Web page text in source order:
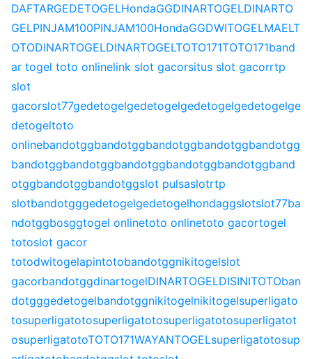
DAFTARGEDETOGELHondaGGDINARTOGELDINARTO
GELPINJAM100PINJAM100HondaGGDWITOGELMAELT
OTODINARTOGELDINARTOGELTOTO171TOTO171band
ar togel toto onlinelink slot gacorsitus slot gacorrtp
slot
gacorslot77gedetogelgedetogelgedetogelgedetogelge
detogeltoto
onlinebandotggbandotggbandotggbandotggbandotgg
bandotggbandotggbandotggbandotggbandotggband
otggbandotggbandotggslot pulsaslotrtp
slotbandotgggedetogelgedetogelhondaggslotslot77ba
ndotggbosggtogel onlinetoto onlinetoto gacortogel
totoslot gacor
totodwitogelapintotobandotggnikitogelslot
gacorbandotggdinartogelDINARTOGELDISINITOTOban
dotgggedetogelbandotggnikitogelnikitogelsuperligato
tosuperligatotosuperligatotosuperligatotosuperligatot
osuperligatotoTOTO171WAYANTOGELsuperligatotosup